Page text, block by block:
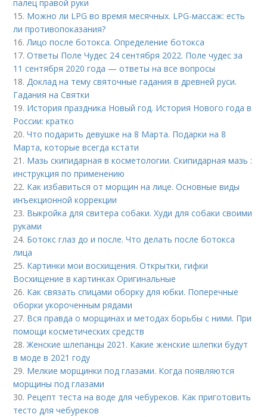
палец правой руки
15. Можно ли LPG во время месячных. LPG-массаж: есть
ли противопоказания?
16.Лицо после ботокса. Определение ботокса
17.Ответы Поле Чудес 24 сентября 2022. Поле чудес за
11 сентября 2020 года — ответы на все вопросы
18.Доклад на тему святочные гадания в древней руси.
Гадания на Святки
19. История праздника Новый год. История Нового года в
России: кратко
20.Что подарить девушке на 8 Марта. Подарки на 8
Марта, которые всегда кстати
21. Мазь скипидарная в косметологии. Скипидарная мазь :
инструкция по применению
22. Как избавиться от морщин на лице. Основные виды
инъекционной коррекции
23. Выкройка для свитера собаки. Худи для собаки своими
руками
24. Ботокс глаз до и после. Что делать после ботокса
лица
25. Картинки мои восхищения. Открытки, гифки
Восхищение в картинках Оригинальные
26. Как связать спицами оборку для юбки. Поперечные
оборки укороченным рядами
27. Вся правда о морщинах и методах борьбы с ними. При
помощи косметических средств
28.Женские шлепанцы 2021. Какие женские шлепки будут
в моде в 2021 году
29. Мелкие морщинки под глазами. Когда появляются
морщины под глазами
30. Рецепт теста на воде для чебуреков. Как приготовить
тесто для чебуреков